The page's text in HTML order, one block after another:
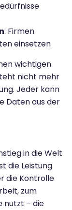
: Firmen
einsetzen
wichtigen
nicht mehr
Jeder kann
Daten aus der
in die Welt
die Leistung
die Kontrolle
zum
nutzt – die